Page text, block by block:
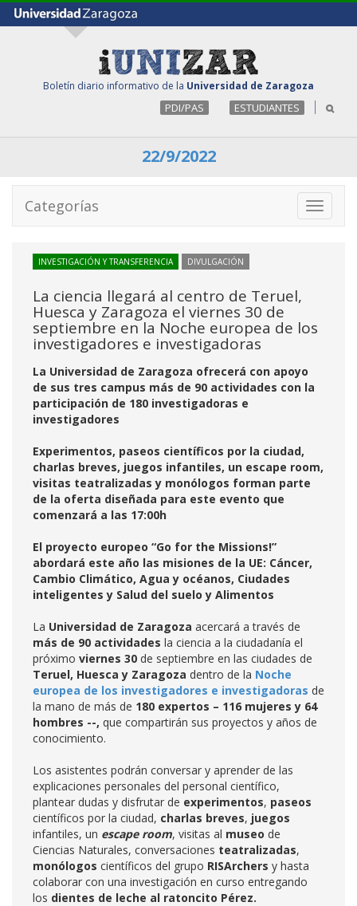
Boletín diario informativo de la Universidad de Zaragoza
PDI/PAS ESTUDIANTES
22/9/2022
Toggle
Categorías
INVESTIGACIÓN Y TRANSFERENCIA DIVULGACIÓN
La ciencia llegará al centro de Teruel,
Huesca y Zaragoza el viernes 30 de
septiembre en la Noche europea de los
investigadores e investigadoras
La Universidad de Zaragoza ofrecerá con apoyo
de sus tres campus más de 90 actividades con la
participación de 180 investigadoras e
investigadores
Experimentos, paseos científicos por la ciudad,
charlas breves, juegos infantiles, un escape room,
visitas teatralizadas y monólogos forman parte
de la oferta diseñada para este evento que
comenzará a las 17:00h
El proyecto europeo “Go for the Missions!”
abordará este año las misiones de la UE: Cáncer,
Cambio Climático, Agua y océanos, Ciudades
inteligentes y Salud del suelo y Alimentos
La Universidad de Zaragoza acercará a través de
más de 90 actividades la ciencia a la ciudadanía el
próximo viernes 30 de septiembre en las ciudades de
Teruel, Huesca y Zaragoza dentro de la Noche
europea de los investigadores e investigadoras de
la mano de más de 180 expertos – 116 mujeres y 64
hombres --, que compartirán sus proyectos y años de
conocimiento.
Los asistentes podrán conversar y aprender de las
explicaciones personales del personal científico,
plantear dudas y disfrutar de experimentos, paseos
científicos por la ciudad, charlas breves, juegos
infantiles, un escape room, visitas al museo de
Ciencias Naturales, conversaciones teatralizadas,
monólogos científicos del grupo RISArchers y hasta
colaborar con una investigación en curso entregando
los dientes de leche al ratoncito Pérez.